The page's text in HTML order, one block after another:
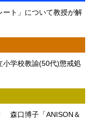
ト」について教授が解
学校教諭(50代)懲戒処
森口博子「ANISON＆